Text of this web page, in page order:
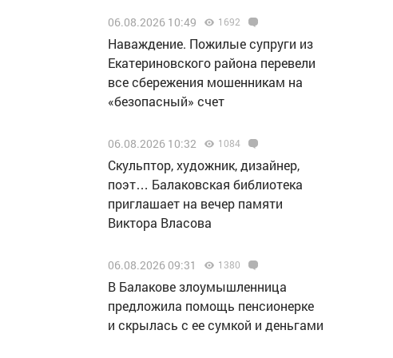
06.08.2026 10:49 1692
Наваждение. Пожилые супруги из
Екатериновского района перевели
все сбережения мошенникам на
«безопасный» счет
06.08.2026 10:32 1084
Скульптор, художник, дизайнер,
поэт… Балаковская библиотека
приглашает на вечер памяти
Виктора Власова
06.08.2026 09:31 1380
В Балакове злоумышленница
предложила помощь пенсионерке
и скрылась с ее сумкой и деньгами